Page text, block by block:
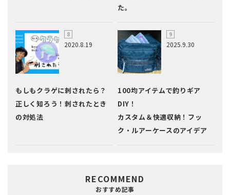
た。
2020.8.19
もしもクラゲに刺されたら？
正しく知ろう！刺されたとき
の対処法
2025.9.30
100均アイテムで釣りギア
DIY！
カスタム＆快適収納！フッ
ク・ルアーケースのアイデア
RECOMMEND
おすすめ記事